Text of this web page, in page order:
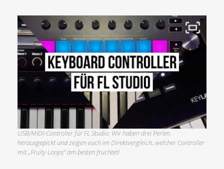
USB/MIDI-Controller für FL Studio: Wir haben drei Perlen
herausgepickt und zeigen euch im Direktvergleich, welcher Controller
mit „Fruity Loops“ am besten fruchtet!